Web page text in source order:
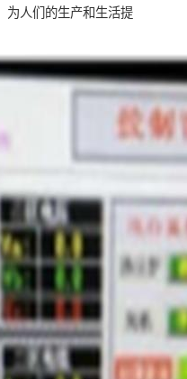
为人们的生产和生活提